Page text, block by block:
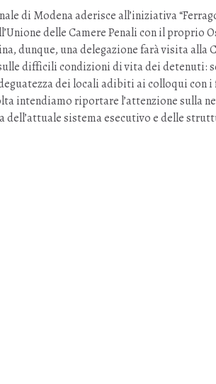
di Modena aderisce all’iniziativa
delle Camere Penali con il proprio
dunque, una delegazione farà visita alla
difficili condizioni di vita dei detenuti:
dei locali adibiti ai colloqui con
intendiamo riportare l’attenzione sulla
dell’attuale sistema esecutivo e delle